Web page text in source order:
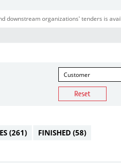
downstream organizations' tenders is
Customer
Reset
(261) FINISHED (58)